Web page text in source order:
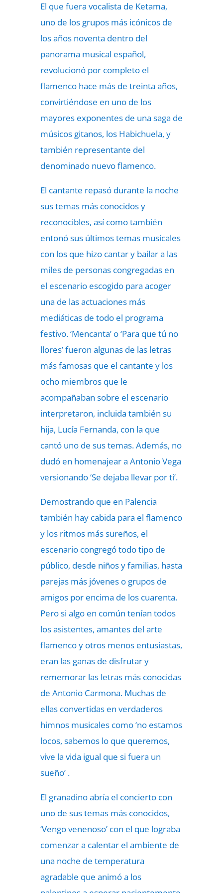
El que fuera vocalista de Ketama,
uno de los grupos más icónicos de
los años noventa dentro del
panorama musical español,
revolucionó por completo el
flamenco hace más de treinta años,
convirtiéndose en uno de los
mayores exponentes de una saga de
músicos gitanos, los Habichuela, y
también representante del
denominado nuevo flamenco.
El cantante repasó durante la noche
sus temas más conocidos y
reconocibles, así como también
entonó sus últimos temas musicales
con los que hizo cantar y bailar a las
miles de personas congregadas en
el escenario escogido para acoger
una de las actuaciones más
mediáticas de todo el programa
festivo. ‘Mencanta’ o ‘Para que tú no
llores’ fueron algunas de las letras
más famosas que el cantante y los
ocho miembros que le
acompañaban sobre el escenario
interpretaron, incluida también su
hija, Lucía Fernanda, con la que
cantó uno de sus temas. Además, no
dudó en homenajear a Antonio Vega
versionando ‘Se dejaba llevar por ti’.
Demostrando que en Palencia
también hay cabida para el flamenco
y los ritmos más sureños, el
escenario congregó todo tipo de
público, desde niños y familias, hasta
parejas más jóvenes o grupos de
amigos por encima de los cuarenta.
Pero si algo en común tenían todos
los asistentes, amantes del arte
flamenco y otros menos entusiastas,
eran las ganas de disfrutar y
rememorar las letras más conocidas
de Antonio Carmona. Muchas de
ellas convertidas en verdaderos
himnos musicales como ‘no estamos
locos, sabemos lo que queremos,
vive la vida igual que si fuera un
sueño’ .
El granadino abría el concierto con
uno de sus temas más conocidos,
‘Vengo venenoso’ con el que lograba
comenzar a calentar el ambiente de
una noche de temperatura
agradable que animó a los